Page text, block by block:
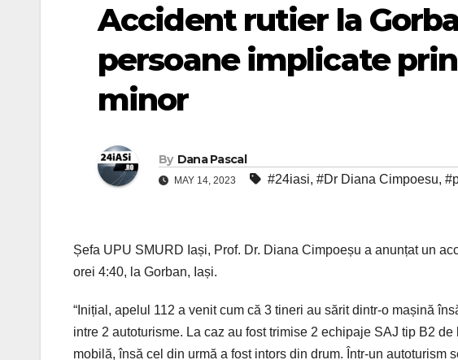
Accident rutier la
persoane implicate
minor
By Dana Pascal
MAY 14, 2023 #24iasi, #Dr Diana Cimpoesu,
Șefa UPU SMURD Iași, Prof. Dr. Diana Cimpoeșu a anunțat un
orei 4:40, la Gorban, Iași.
“Inițial, apelul 112 a venit cum că 3 tineri au sărit dintr-o mașină
intre 2 autoturisme. La caz au fost trimise 2 echipaje SAJ tip B2
mobilă, însă cel din urmă a fost intors din drum. Într-un